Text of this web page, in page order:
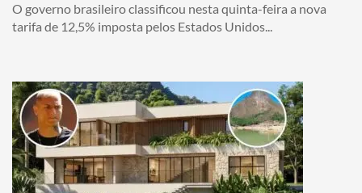
O governo brasileiro classificou nesta quinta-feira a nova
tarifa de 12,5% imposta pelos Estados Unidos...